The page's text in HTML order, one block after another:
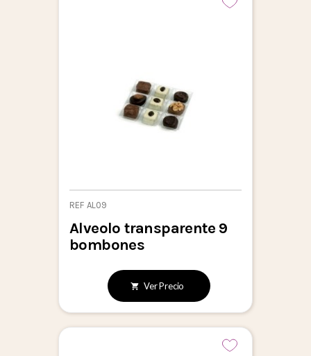
REF AL09
Alveolo transparente 9
bombones
Ver Precio